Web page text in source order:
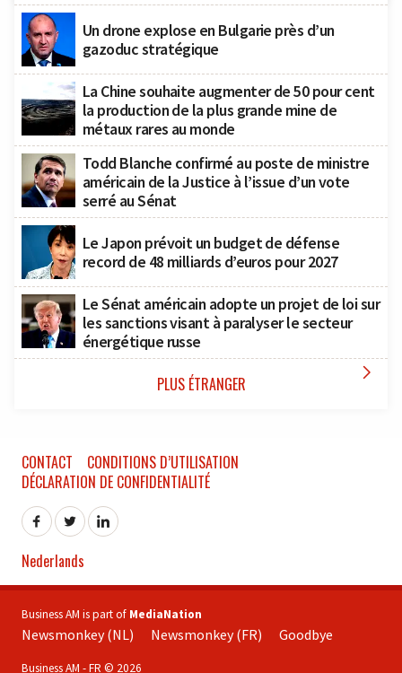
Un drone explose en Bulgarie près d’un
gazoduc stratégique
La Chine souhaite augmenter de 50 pour cent
la production de la plus grande mine de
métaux rares au monde
Todd Blanche confirmé au poste de ministre
américain de la Justice à l’issue d’un vote
serré au Sénat
Le Japon prévoit un budget de défense
record de 48 milliards d’euros pour 2027
Le Sénat américain adopte un projet de loi sur
les sanctions visant à paralyser le secteur
énergétique russe
PLUS ÉTRANGER 
CONTACT
CONDITIONS D’UTILISATION
DÉCLARATION DE CONFIDENTIALITÉ
Nederlands
Business AM is part of MediaNation
Newsmonkey (NL) Newsmonkey (FR) Goodbye
Business AM - FR © 2026